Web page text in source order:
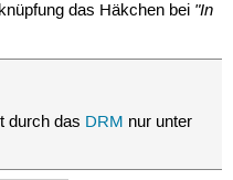
das Häkchen bei "In
durch das DRM nur unter